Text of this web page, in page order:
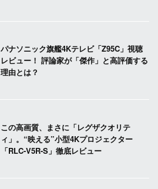
パナソニック旗艦4Kテレビ「Z95C」視聴
レビュー！ 評論家が「傑作」と高評価する
理由とは？
この高画質、まさに「レグザクオリテ
ィ」。“映える”小型4Kプロジェクター
「RLC-V5R-S」徹底レビュー